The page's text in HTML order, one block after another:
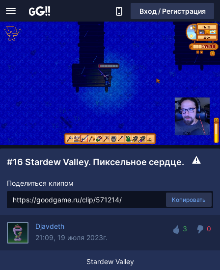
Вход / Регистрация
#16 Stardew Valley. Пиксельное сердце.
Поделиться клипом
Копировать
Djavdeth
21:09, 19 июля 2023г.
3
0
Stardew Valley